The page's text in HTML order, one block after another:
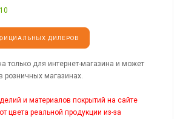
ДИЛЕРОВ
только для интернет-магазина и может
розничных магазинах.
и материалов покрытий на сайте
цвета реальной продукции из-за